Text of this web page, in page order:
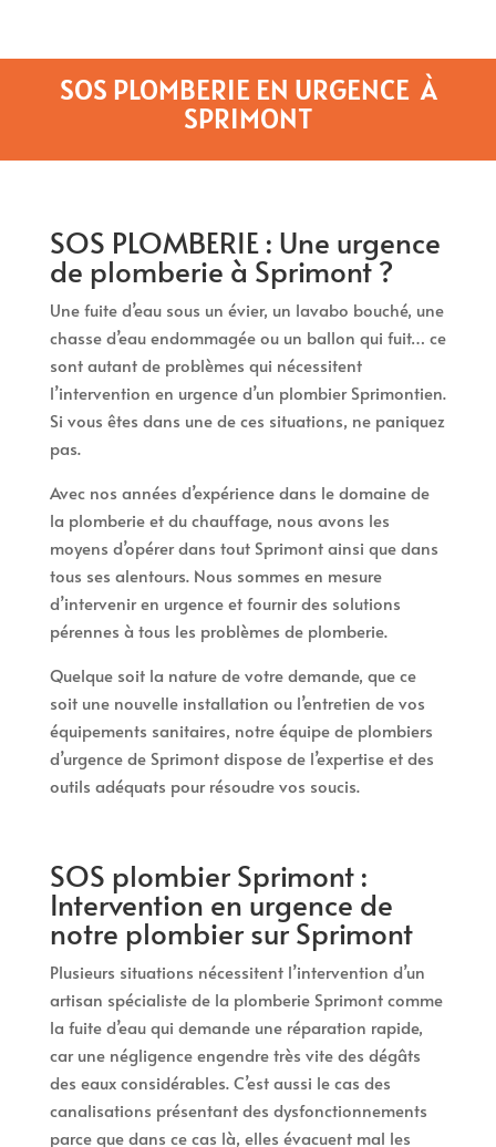
SOS PLOMBERIE EN URGENCE À
SPRIMONT
SOS PLOMBERIE : Une urgence
de plomberie à Sprimont ?
Une fuite d’eau sous un évier, un lavabo bouché, une
chasse d’eau endommagée ou un ballon qui fuit… ce
sont autant de problèmes qui nécessitent
l’intervention en urgence d’un plombier Sprimontien.
Si vous êtes dans une de ces situations, ne paniquez
pas.
Avec nos années d’expérience dans le domaine de
la plomberie et du chauffage, nous avons les
moyens d’opérer dans tout Sprimont ainsi que dans
tous ses alentours. Nous sommes en mesure
d’intervenir en urgence et fournir des solutions
pérennes à tous les problèmes de plomberie.
Quelque soit la nature de votre demande, que ce
soit une nouvelle installation ou l’entretien de vos
équipements sanitaires, notre équipe de plombiers
d’urgence de Sprimont dispose de l’expertise et des
outils adéquats pour résoudre vos soucis.
SOS plombier Sprimont :
Intervention en urgence de
notre plombier sur Sprimont
Plusieurs situations nécessitent l’intervention d’un
artisan spécialiste de la plomberie Sprimont comme
la fuite d’eau qui demande une réparation rapide,
car une négligence engendre très vite des dégâts
des eaux considérables. C’est aussi le cas des
canalisations présentant des dysfonctionnements
parce que dans ce cas là, elles évacuent mal les